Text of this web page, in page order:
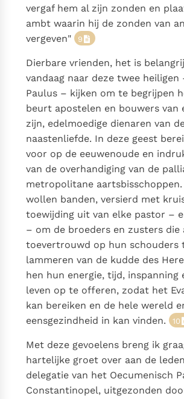
vergaf hem al zijn zonden en
ambt waarin hij de zonden van
vergeven"
9
Dierbare vrienden, het is
vandaag naar deze twee heiligen
Paulus – kijken om te begrijpen
beurt apostelen en bouwers van
zijn, edelmoedige dienaren van
naastenliefde. In deze geest
voor op de eeuwenoude en
van de overhandiging van de
metropolitane
wollen banden, versierd met
toewijding uit van elke pastor –
– om de broeders en zusters die
toevertrouwd op hun schouders
lammeren van de kudde des
hen hun energie, tijd, inspanning
leven op te offeren, zodat het
kan bereiken en de hele wereld
eensgezindheid in kan vinden.
10
Met deze gevoelens breng ik
hartelijke groet over aan de
delegatie van het Oecumenisch
Constantinopel, uitgezonden